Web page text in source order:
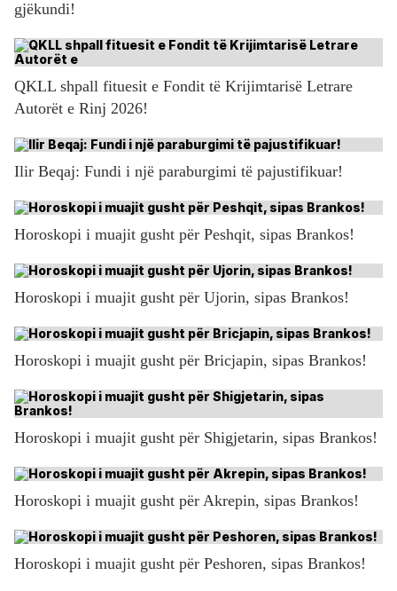
gjëkundi!
QKLL shpall fituesit e Fondit të Krijimtarisë Letrare
Autorët e Rinj 2026!
Ilir Beqaj: Fundi i një paraburgimi të pajustifikuar!
Horoskopi i muajit gusht për Peshqit, sipas Brankos!
Horoskopi i muajit gusht për Ujorin, sipas Brankos!
Horoskopi i muajit gusht për Bricjapin, sipas Brankos!
Horoskopi i muajit gusht për Shigjetarin, sipas Brankos!
Horoskopi i muajit gusht për Akrepin, sipas Brankos!
Horoskopi i muajit gusht për Peshoren, sipas Brankos!